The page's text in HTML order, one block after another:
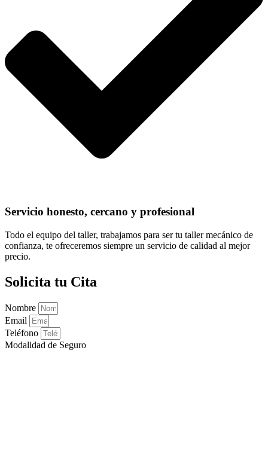
Servicio honesto, cercano y profesional
Todo el equipo del taller, trabajamos para ser tu taller mecánico de
confianza, te ofreceremos siempre un servicio de calidad al mejor
precio.
Solicita tu Cita
Nombre
Email
Teléfono
Modalidad de Seguro